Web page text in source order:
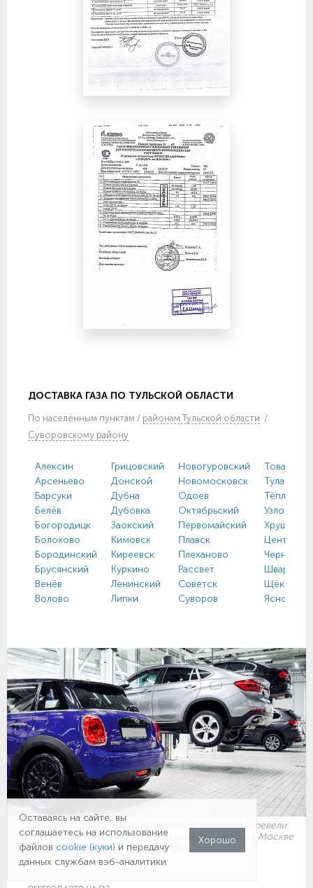
ДОСТАВКА ГАЗА ПО ТУЛЬСКОЙ ОБЛАСТИ
По населённым пунктам / районам Тульской области /
Суворовскому району
Алексин
Арсеньево
Барсуки
Белёв
Богородицк
Болохово
Бородинский
Брусянский
Венёв
Волово
Грицовский
Донской
Дубна
Дубовка
Заокский
Кимовск
Киреевск
Куркино
Ленинский
Липки
Новогуровский
Новомосковск
Одоев
Октябрьский
Первомайский
Плавск
Плеханово
Рассвет
Советск
Суворов
Тула
Тёплое
Узловая
Хрущево
Чернь
Щёкино
Ясногорск
Механики нашего технологического партнёра перевели
47 000 автомобилей на газ в трёх сервис-центрах в Москве
и Петербурге
Оставаясь на сайте, вы
соглашаетесь на использование
файлов cookie (куки) и передачу
данных службам вэб-аналитики
Хорошо